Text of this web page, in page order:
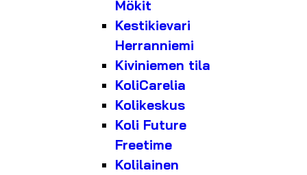
Mökit
Kestikievari
Herranniemi
Kiviniemen tila
KoliCarelia
Kolikeskus
Koli Future
Freetime
Kolilainen